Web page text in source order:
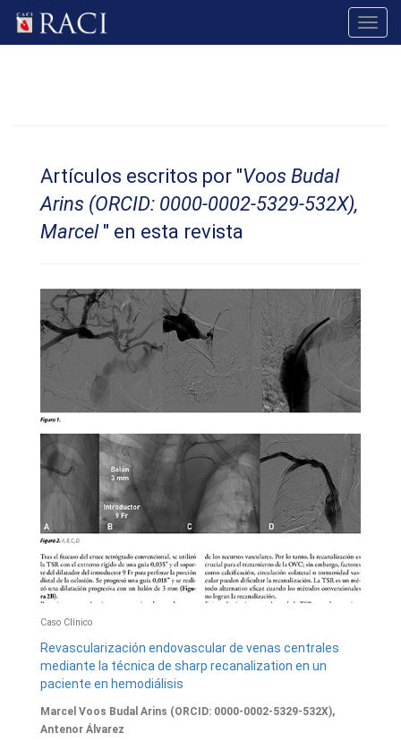
Artículos escritos por "Voos Budal
Arins (ORCID: 0000-0002-5329-532X),
Marcel" en esta revista
Caso Clínico
Revascularización endovascular de venas centrales
mediante la técnica de sharp recanalization en un
paciente en hemodiálisis
Marcel Voos Budal Arins (ORCID: 0000-0002-5329-532X),
Antenor Álvarez